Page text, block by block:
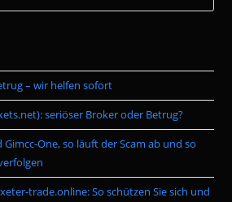
the
– wir helfen sofort
seriöser Broker oder Betrug?
One, so läuft der Scam ab und so
trade.online: So schützen Sie sich und